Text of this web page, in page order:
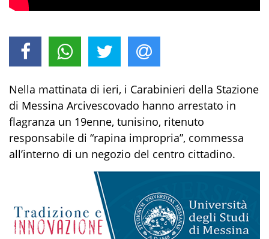
Nella mattinata di ieri, i Carabinieri della Stazione
di Messina Arcivescovado hanno arrestato in
flagranza un 19enne, tunisino, ritenuto
responsabile di “rapina impropria”, commessa
all’interno di un negozio del centro cittadino.